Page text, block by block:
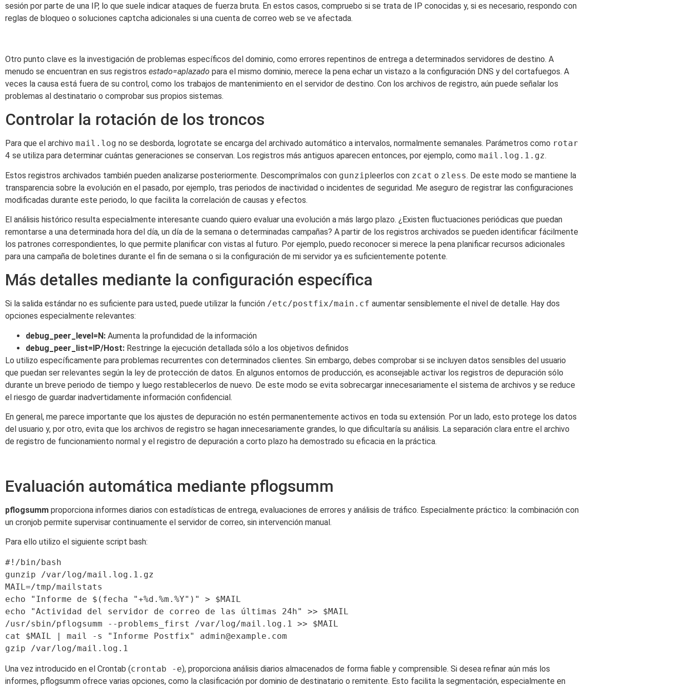
sesión por parte de una IP, lo que suele indicar ataques de fuerza bruta. En estos casos, compruebo si se trata de IP conocidas y, si es necesario, respondo con
reglas de bloqueo o soluciones captcha adicionales si una cuenta de correo web se ve afectada.
Otro punto clave es la investigación de problemas específicos del dominio, como errores repentinos de entrega a determinados servidores de destino. A
menudo se encuentran en sus registros estado=aplazado para el mismo dominio, merece la pena echar un vistazo a la configuración DNS y del cortafuegos. A
veces la causa está fuera de su control, como los trabajos de mantenimiento en el servidor de destino. Con los archivos de registro, aún puede señalar los
problemas al destinatario o comprobar sus propios sistemas.
Controlar la rotación de los troncos
Para que el archivo mail.log no se desborda, logrotate se encarga del archivado automático a intervalos, normalmente semanales. Parámetros como rotar
4 se utiliza para determinar cuántas generaciones se conservan. Los registros más antiguos aparecen entonces, por ejemplo, como mail.log.1.gz.
Estos registros archivados también pueden analizarse posteriormente. Descomprímalos con gunzipleerlos con zcat o zless. De este modo se mantiene la
transparencia sobre la evolución en el pasado, por ejemplo, tras periodos de inactividad o incidentes de seguridad. Me aseguro de registrar las configuraciones
modificadas durante este periodo, lo que facilita la correlación de causas y efectos.
El análisis histórico resulta especialmente interesante cuando quiero evaluar una evolución a más largo plazo. ¿Existen fluctuaciones periódicas que puedan
remontarse a una determinada hora del día, un día de la semana o determinadas campañas? A partir de los registros archivados se pueden identificar fácilmente
los patrones correspondientes, lo que permite planificar con vistas al futuro. Por ejemplo, puedo reconocer si merece la pena planificar recursos adicionales
para una campaña de boletines durante el fin de semana o si la configuración de mi servidor ya es suficientemente potente.
Más detalles mediante la configuración específica
Si la salida estándar no es suficiente para usted, puede utilizar la función /etc/postfix/main.cf aumentar sensiblemente el nivel de detalle. Hay dos
opciones especialmente relevantes:
debug_peer_level=N: Aumenta la profundidad de la información
debug_peer_list=IP/Host: Restringe la ejecución detallada sólo a los objetivos definidos
Lo utilizo específicamente para problemas recurrentes con determinados clientes. Sin embargo, debes comprobar si se incluyen datos sensibles del usuario
que puedan ser relevantes según la ley de protección de datos. En algunos entornos de producción, es aconsejable activar los registros de depuración sólo
durante un breve periodo de tiempo y luego restablecerlos de nuevo. De este modo se evita sobrecargar innecesariamente el sistema de archivos y se reduce
el riesgo de guardar inadvertidamente información confidencial.
En general, me parece importante que los ajustes de depuración no estén permanentemente activos en toda su extensión. Por un lado, esto protege los datos
del usuario y, por otro, evita que los archivos de registro se hagan innecesariamente grandes, lo que dificultaría su análisis. La separación clara entre el archivo
de registro de funcionamiento normal y el registro de depuración a corto plazo ha demostrado su eficacia en la práctica.
Evaluación automática mediante pflogsumm
pflogsumm proporciona informes diarios con estadísticas de entrega, evaluaciones de errores y análisis de tráfico. Especialmente práctico: la combinación con
un cronjob permite supervisar continuamente el servidor de correo, sin intervención manual.
Para ello utilizo el siguiente script bash:
#!/bin/bash
gunzip /var/log/mail.log.1.gz
MAIL=/tmp/mailstats
echo "Informe de $(fecha "+%d.%m.%Y")" > $MAIL
echo "Actividad del servidor de correo de las últimas 24h" >> $MAIL
/usr/sbin/pflogsumm --problems_first /var/log/mail.log.1 >> $MAIL
cat $MAIL | mail -s "Informe Postfix" admin@example.com
Una vez introducido en el Crontab (crontab -e), proporciona análisis diarios almacenados de forma fiable y comprensible. Si desea refinar aún más los
informes, pflogsumm ofrece varias opciones, como la clasificación por dominio de destinatario o remitente. Esto facilita la segmentación, especialmente en